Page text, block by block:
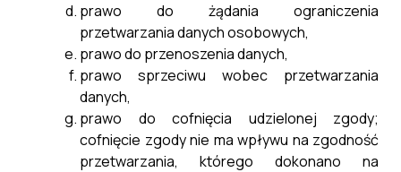
prawo do żądania ograniczenia
przetwarzania danych osobowych,
prawo do przenoszenia danych,
prawo sprzeciwu wobec przetwarzania
danych,
prawo do cofnięcia udzielonej zgody;
cofnięcie zgody nie ma wpływu na zgodność
przetwarzania, którego dokonano na